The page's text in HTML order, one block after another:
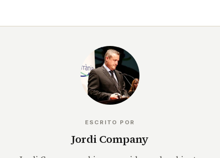
ESCRITO POR
Jordi Company